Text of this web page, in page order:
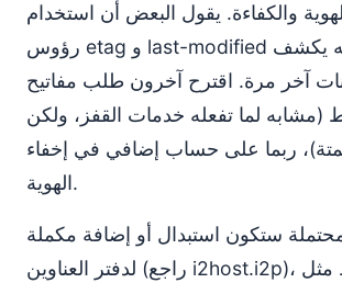
والكفاءة. يقول البعض أن استخدام
رؤوس etag و last-modified أمر خطير لأنه يكشف
آخر مرة. اقترح آخرون طلب مفاتيح
(مشابه لما تفعله خدمات القفز، ولكن
ربما على حساب إضافي في إخفاء
الهوية.
ستكون استبدال أو إضافة مكملة
لدفتر العناوين (راجع i2host.i2p)، أو شيء بسيط مثل